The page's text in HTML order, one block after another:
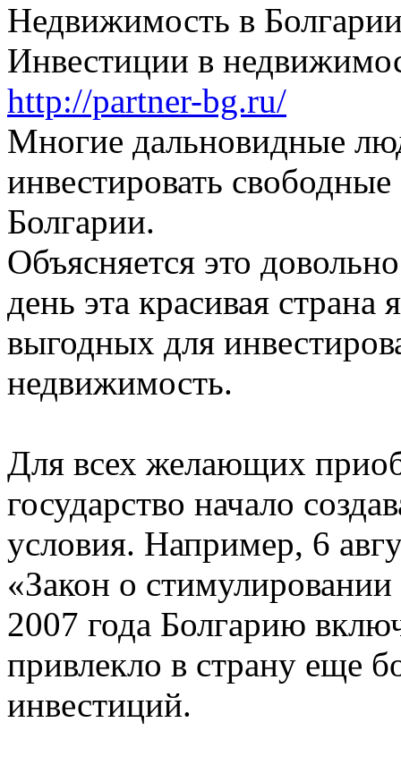
Недвижимость в
Инвестиции в
http://partner-bg.ru/
Многие дальновидные
инвестировать
Болгарии.
Объясняется это
день эта красивая страна
выгодных для
недвижимость.
Для всех желающих
государство начало
условия. Например, 6
«Закон о
2007 года Болгарию
привлекло в страну еще
инвестиций.